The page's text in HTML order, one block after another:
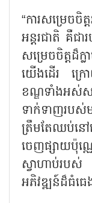
“ការសម្រេចចិ
អន្តរជាតិ គឺជ
សម្រេចចិត្តដ៏ក្
យើងដើរ ក្រ
ខណ្ឌទាំងអ
ទាក់ទាញរបស់
ត្រឹមតែឈប់ន
ចេញផ្សាយប៉ុណ្
ស្វាហាប់រប
អភិវឌ្ឍន៍ដ៏ធំធ